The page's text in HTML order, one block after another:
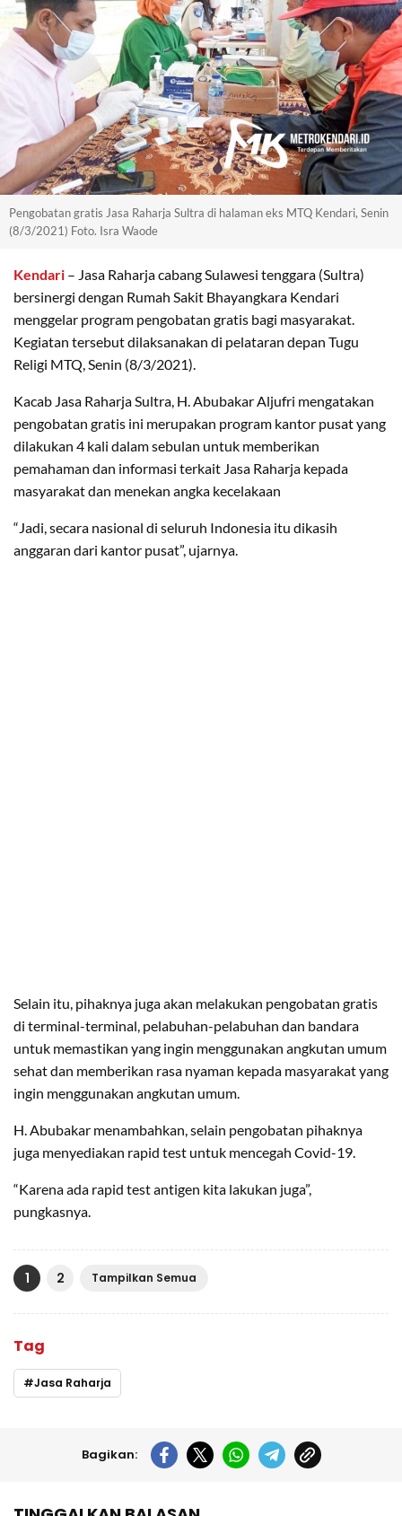
Pengobatan gratis Jasa Raharja Sultra di halaman eks MTQ Kendari, Senin
(8/3/2021) Foto. Isra Waode
Kendari – Jasa Raharja cabang Sulawesi tenggara (Sultra)
bersinergi dengan Rumah Sakit Bhayangkara Kendari
menggelar program pengobatan gratis bagi masyarakat.
Kegiatan tersebut dilaksanakan di pelataran depan Tugu
Religi MTQ, Senin (8/3/2021).
Kacab Jasa Raharja Sultra, H. Abubakar Aljufri mengatakan
pengobatan gratis ini merupakan program kantor pusat yang
dilakukan 4 kali dalam sebulan untuk memberikan
pemahaman dan informasi terkait Jasa Raharja kepada
masyarakat dan menekan angka kecelakaan
“Jadi, secara nasional di seluruh Indonesia itu dikasih
anggaran dari kantor pusat”, ujarnya.
Selain itu, pihaknya juga akan melakukan pengobatan gratis
di terminal-terminal, pelabuhan-pelabuhan dan bandara
untuk memastikan yang ingin menggunakan angkutan umum
sehat dan memberikan rasa nyaman kepada masyarakat yang
ingin menggunakan angkutan umum.
H. Abubakar menambahkan, selain pengobatan pihaknya
juga menyediakan rapid test untuk mencegah Covid-19.
“Karena ada rapid test antigen kita lakukan juga”,
pungkasnya.
1 2 Tampilkan Semua
Tag
Jasa Raharja
Bagikan: